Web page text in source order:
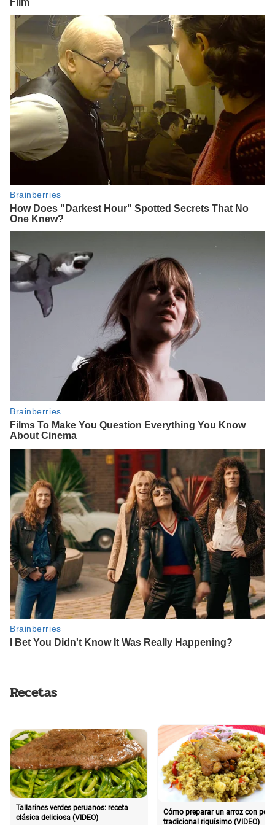
Recetas
Tallarines verdes peruanos: receta
clásica deliciosa (VIDEO)
Cómo preparar un arroz con pollo
tradicional riquísimo (VIDEO)